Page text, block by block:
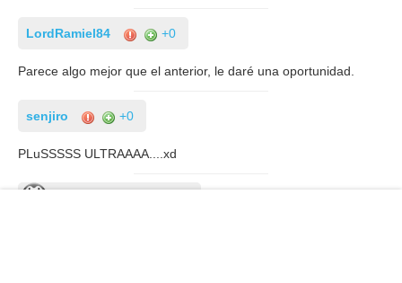
LordRamiel84 +0
Parece algo mejor que el anterior, le daré una oportunidad.
senjiro +0
PLuSSSSS ULTRAAAA....xd